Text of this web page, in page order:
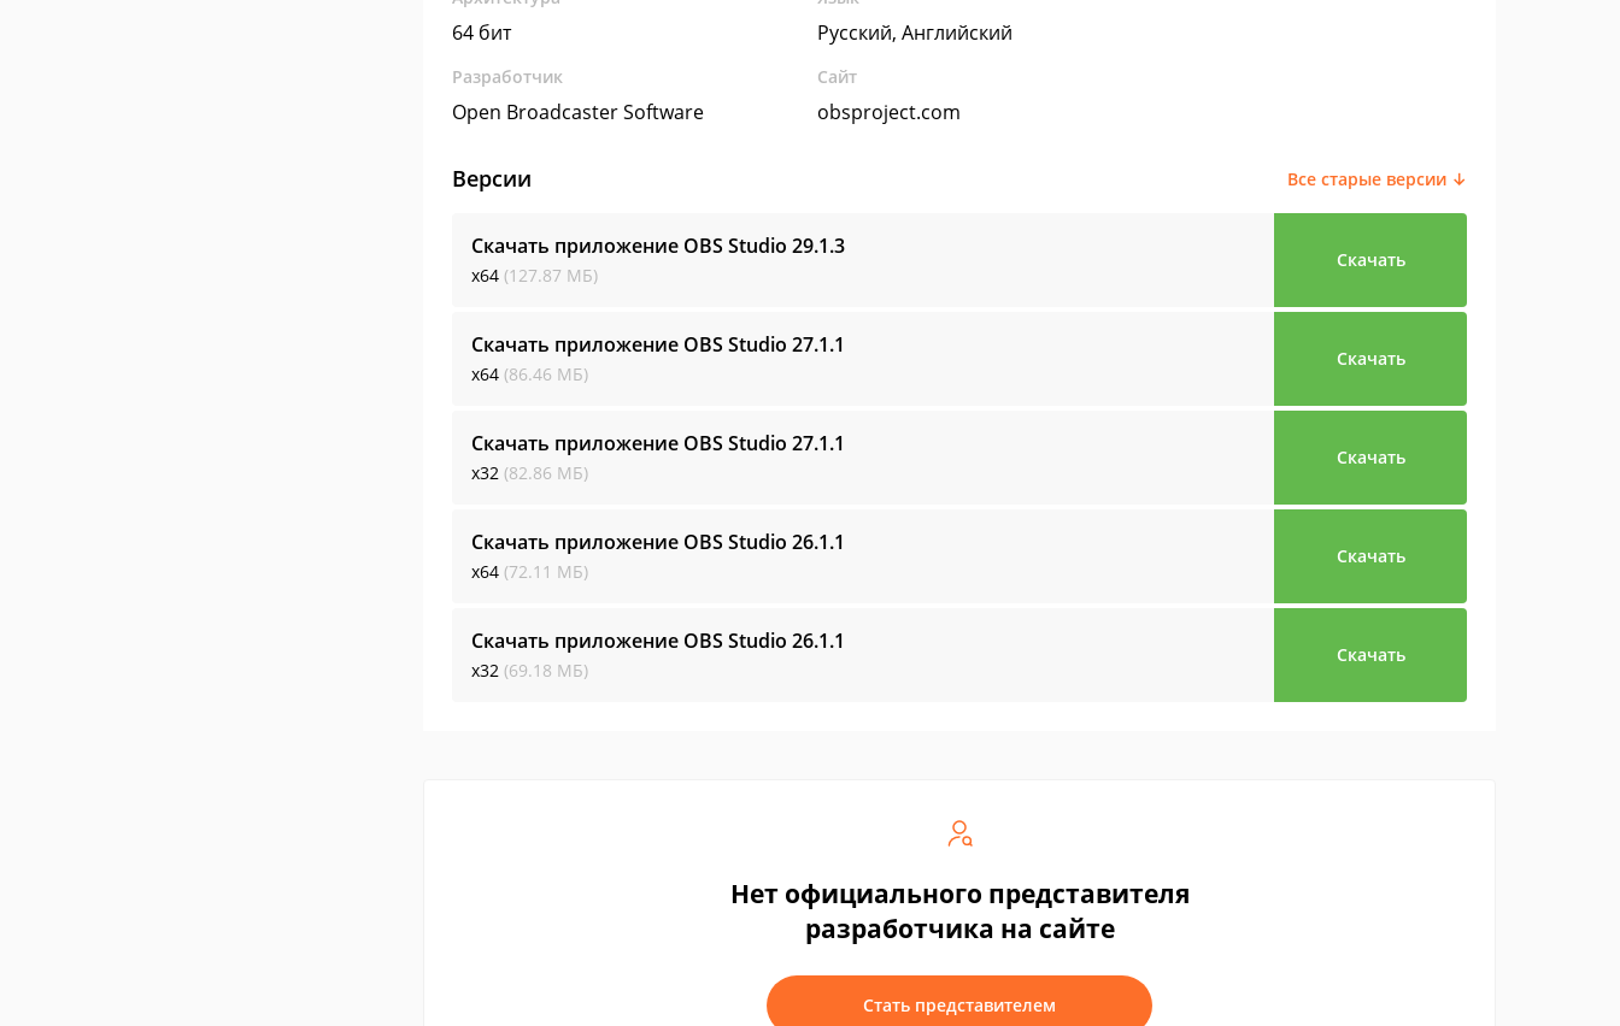
64 бит Русский, Английский
Разработчик
Open Broadcaster Software
Сайт
obsproject.com
Версии Все старые версии ↓
Скачать приложение OBS Studio 29.1.3
x64 (127.87 МБ)
Скачать
Скачать приложение OBS Studio 27.1.1
x64 (86.46 МБ)
Скачать
Скачать приложение OBS Studio 27.1.1
x32 (82.86 МБ)
Скачать
Скачать приложение OBS Studio 26.1.1
x64 (72.11 МБ)
Скачать
Скачать приложение OBS Studio 26.1.1
x32 (69.18 МБ)
Скачать
Нет официального представителя
разработчика на сайте
Стать представителем